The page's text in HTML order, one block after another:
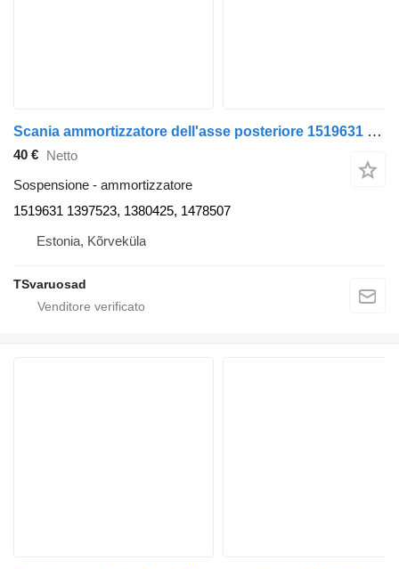
Scania ammortizzatore dell'asse posteriore 1519631 per trattore stradale Scania P380
40 € Netto
Sospensione - ammortizzatore
1519631 1397523, 1380425, 1478507
Estonia, Kõrveküla
TSvaruosad